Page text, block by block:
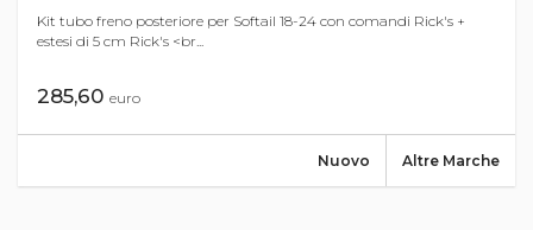
Kit tubo freno posteriore per Softail 18-24 con comandi Rick's +
estesi di 5 cm Rick's <br...
285,60 euro
Altre Marche
Nuovo